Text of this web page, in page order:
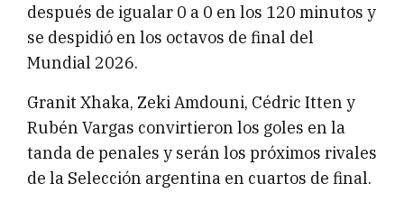
después de igualar 0 a 0 en los 120 minutos y
se despidió en los octavos de final del
Mundial 2026.
Granit Xhaka, Zeki Amdouni, Cédric Itten y
Rubén Vargas convirtieron los goles en la
tanda de penales y serán los próximos rivales
de la Selección argentina en cuartos de final.